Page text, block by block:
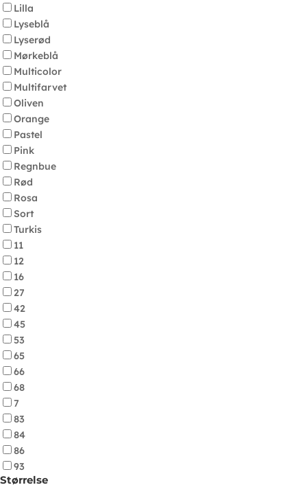
Lilla
Lyseblå
Lyserød
Mørkeblå
Multicolor
Multifarvet
Oliven
Orange
Pastel
Pink
Regnbue
Rød
Rosa
Sort
Turkis
11
12
16
27
42
45
53
65
66
68
7
83
84
86
93
Størrelse